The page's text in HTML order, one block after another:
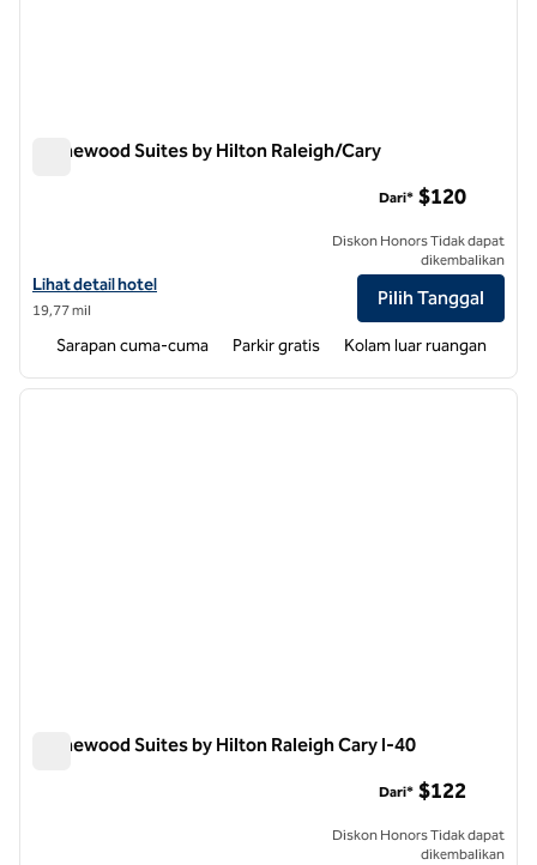
Homewood Suites by Hilton Raleigh/Cary
Lihat detail hotel untuk Homewood Suites by Hilton Raleigh/Cary
Lihat detail hotel
19,77 mil
Dari* $120
Diskon Honors Tidak dapat
dikembalikan
Pilih Tanggal
Sarapan cuma-cuma Parkir gratis Kolam luar ruangan
1 dari 12
Homewood Suites by Hilton Raleigh Cary I-40
Dari* $122
Diskon Honors Tidak dapat
dikembalikan